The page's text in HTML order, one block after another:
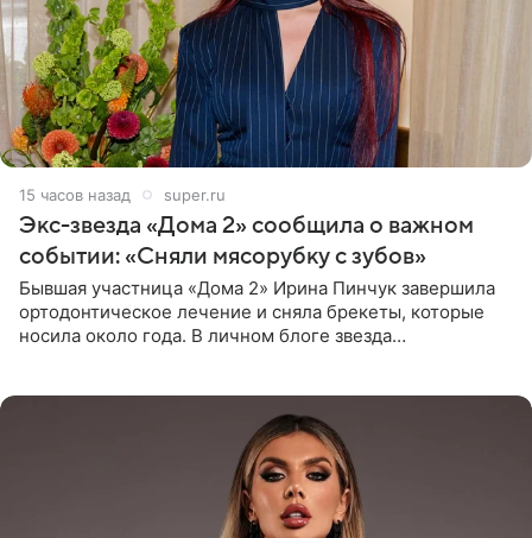
15 часов назад super.ru
Экс-звезда «Дома 2» сообщила о важном
событии: «Сняли мясорубку с зубов»
Бывшая участница «Дома 2» Ирина Пинчук завершила
ортодонтическое лечение и сняла брекеты, которые
носила около года. В личном блоге звезда